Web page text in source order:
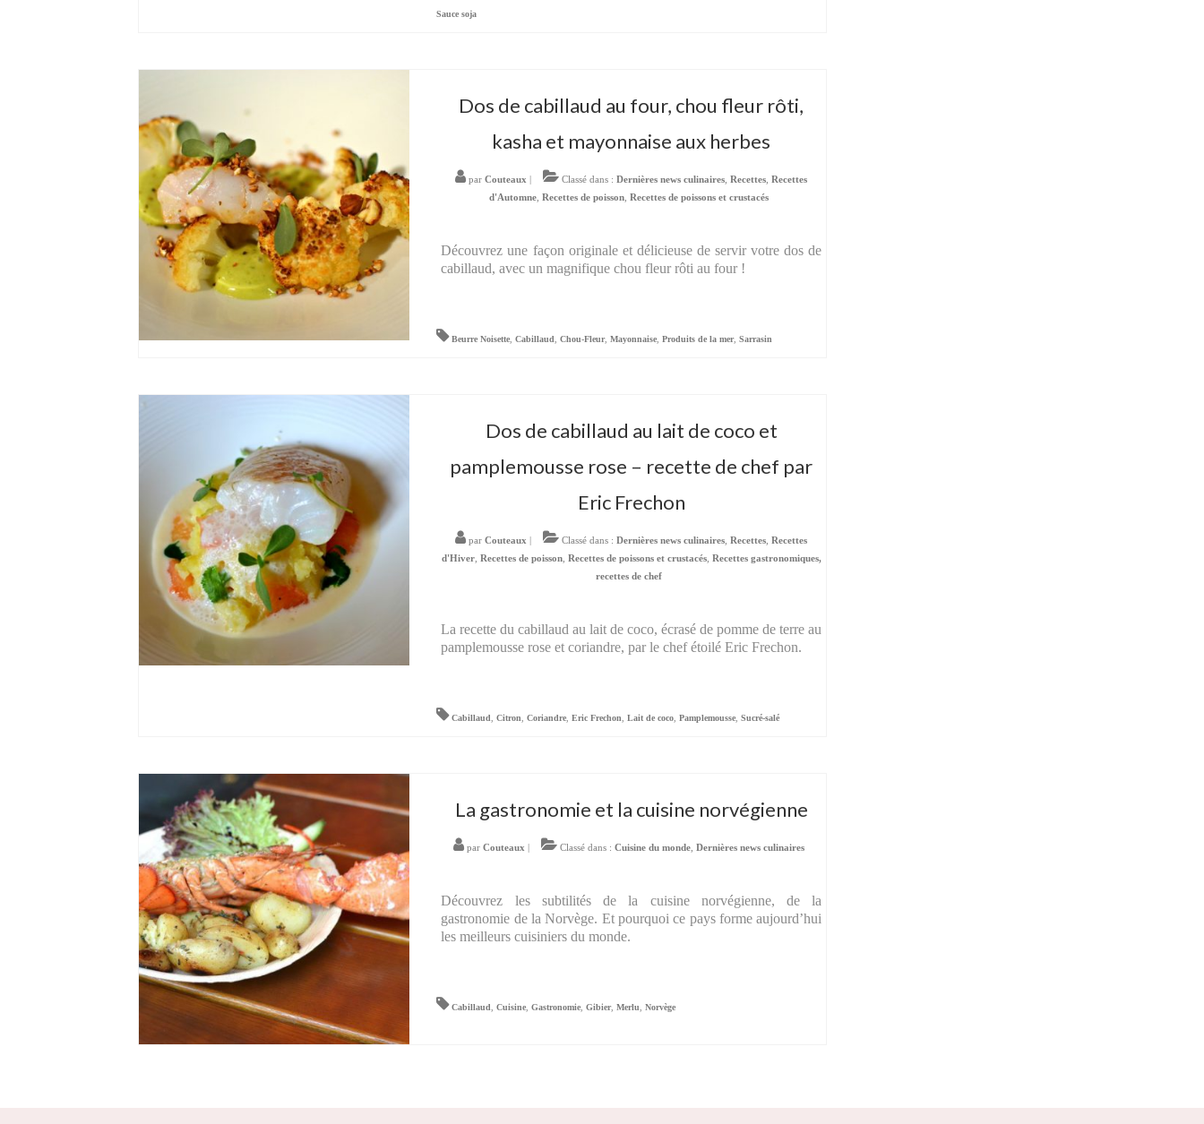
Sauce soja
Dos de cabillaud au four, chou fleur rôti,
kasha et mayonnaise aux herbes
parCouteaux | Classé dans :Dernières news culinaires ,Recettes ,Recettes
d'Automne ,Recettes de poisson ,Recettes de poissons et crustacés
Découvrez une façon originale et délicieuse de servir votre dos de
cabillaud, avec un magnifique chou fleur rôti au four !
Beurre Noisette ,Cabillaud ,Chou-Fleur,Mayonnaise ,Produits de la mer,Sarrasin
Dos de cabillaud au lait de coco et
pamplemousse rose – recette de chef par
Eric Frechon
parCouteaux | Classé dans :Dernières news culinaires ,Recettes ,Recettes
d'Hiver, Recettes de poisson, Recettes de poissons et crustacés, Recettes gastronomiques,
recettes de chef
La recette du cabillaud au lait de coco, écrasé de pomme de terre au
pamplemousse rose et coriandre, par le chef étoilé Eric Frechon.
Cabillaud ,Citron ,Coriandre ,Eric Frechon ,Lait de coco ,Pamplemousse ,Sucré-salé
La gastronomie et la cuisine norvégienne
parCouteaux | Classé dans :Cuisine du monde ,Dernières news culinaires
Découvrez les subtilités de la cuisine norvégienne, de la
gastronomie de la Norvège. Et pourquoi ce pays forme aujourd’hui
les meilleurs cuisiniers du monde.
Cabillaud ,Cuisine ,Gastronomie ,Gibier,Merlu ,Norvège